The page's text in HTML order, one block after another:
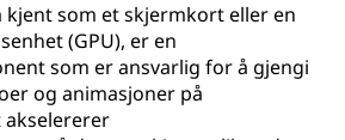
som et skjermkort eller en
(GPU), er en
som er ansvarlig for å gjengi
og animasjoner på
akselererer